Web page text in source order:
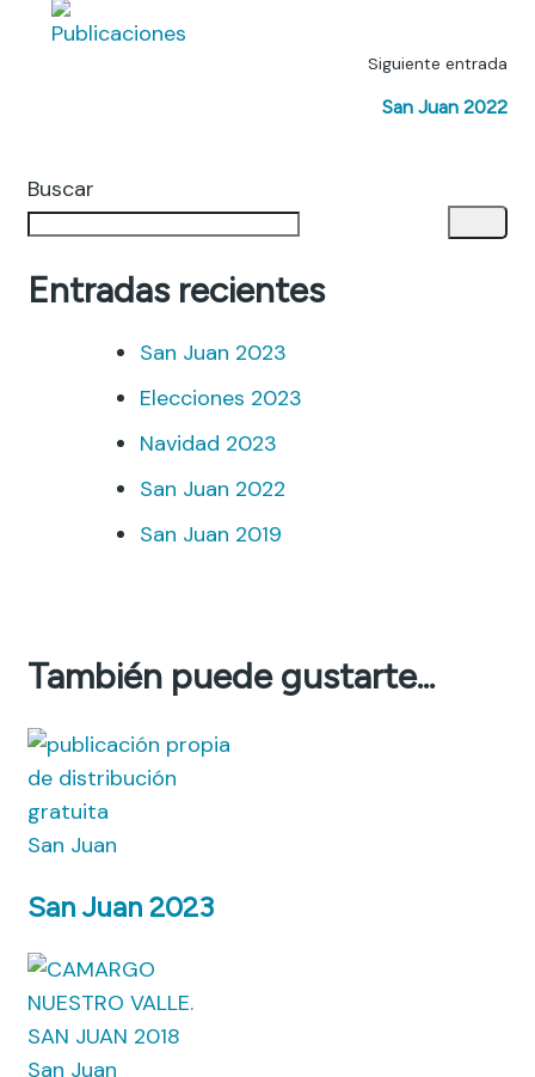
Siguiente entrada
San Juan 2022
Buscar
Entradas recientes
San Juan 2023
Elecciones 2023
Navidad 2023
San Juan 2022
San Juan 2019
También puede gustarte...
San Juan
San Juan 2023
San Juan